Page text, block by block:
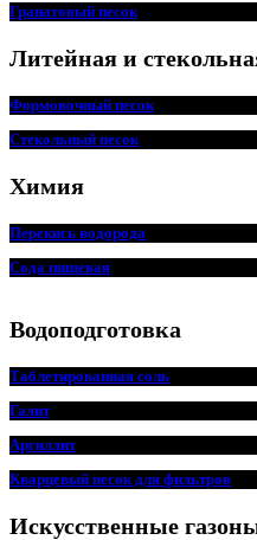
Гранатовый песок
Литейная и
Формовочный песок
Стекольный песок
Химия
Перекись водорода
Сода пищевая
Водоподготовка
Таблетированная соль
Галит
Аргиллит
Кварцевый песок для фильтров
Искусственные